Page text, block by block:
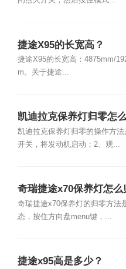
捷途X95的长宽高？
捷途X95的长宽高：4875mm/
m。关于捷途...
凯迪拉克保养灯归零怎
凯迪拉克保养灯归零的操作方法
开关，将发动机启动；2、观...
奇瑞捷途x70保养灯怎么
奇瑞捷途x70保养灯的归零方法
态，按住方向盘menu键，...
捷途x95高是多少？